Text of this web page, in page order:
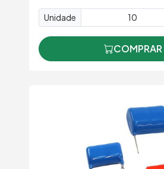
Unidade
COMPRAR